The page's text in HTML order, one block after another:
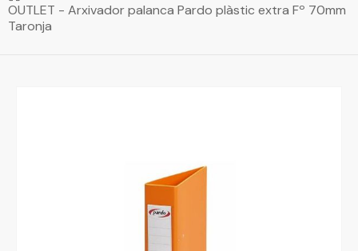
OUTLET - Arxivador palanca Pardo plàstic extra Fº 70mm
Taronja